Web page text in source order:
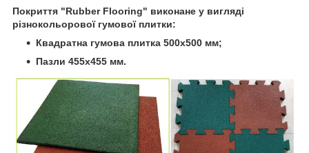
Покриття "Rubber Flooring" виконане у вигляді
різнокольорової гумової плитки:
Квадратна гумова плитка 500х500 мм;
Пазли 455х455 мм.